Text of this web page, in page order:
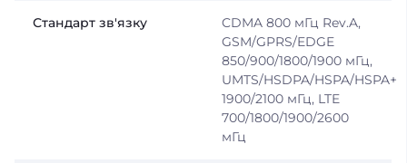
Стандарт зв'язку
CDMA 800 мГц Rev.A,
GSM/GPRS/EDGE
850/900/1800/1900 мГц,
UMTS/HSDPA/HSPA/HSPA+
1900/2100 мГц, LTE
700/1800/1900/2600
мГц